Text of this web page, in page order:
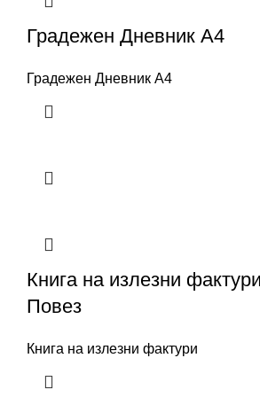
Градежен Дневник А4
Градежен Дневник А4
Книга на излезни
Повез
Книга на излезни фактури